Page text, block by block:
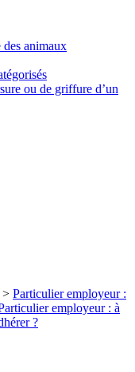
des animaux
ou de griffure d’un
> Particulier employeur :
employeur : à
?